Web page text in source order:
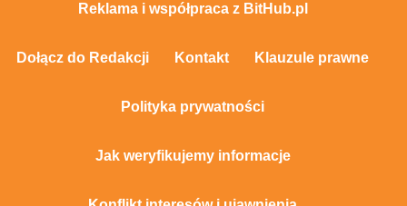
Reklama i współpraca z BitHub.pl
Dołącz do Redakcji Kontakt Klauzule prawne
Polityka prywatności
Jak weryfikujemy informacje